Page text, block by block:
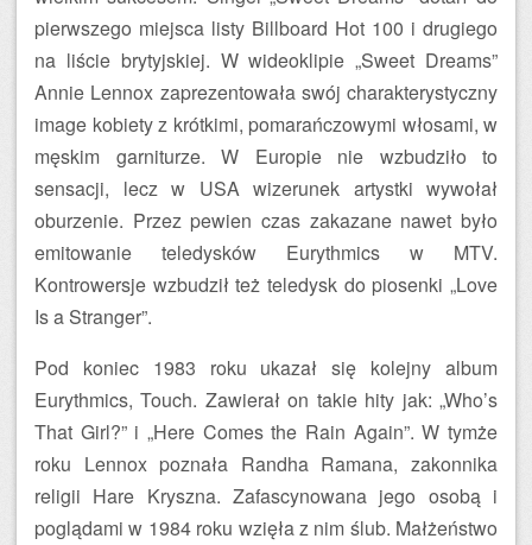
pierwszego miejsca listy Billboard Hot 100 i drugiego
na liście brytyjskiej. W wideoklipie „Sweet Dreams”
Annie Lennox zaprezentowała swój charakterystyczny
image kobiety z krótkimi, pomarańczowymi włosami, w
męskim garniturze. W Europie nie wzbudziło to
sensacji, lecz w USA wizerunek artystki wywołał
oburzenie. Przez pewien czas zakazane nawet było
emitowanie teledysków Eurythmics w MTV.
Kontrowersje wzbudził też teledysk do piosenki „Love
Is a Stranger”.
Pod koniec 1983 roku ukazał się kolejny album
Eurythmics, Touch. Zawierał on takie hity jak: „Who’s
That Girl?” i „Here Comes the Rain Again”. W tymże
roku Lennox poznała Randha Ramana, zakonnika
religii Hare Kryszna. Zafascynowana jego osobą i
poglądami w 1984 roku wzięła z nim ślub. Małżeństwo